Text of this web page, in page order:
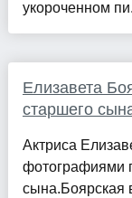
укороченном
Елизавета
старшего
Актриса
фотографиями
сына.Боярская